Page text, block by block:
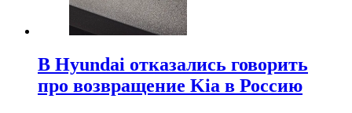
В Hyundai отказались говорить
про возвращение Kia в Россию